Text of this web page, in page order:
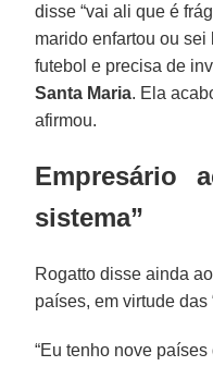
disse “vai ali que é
marido enfartou ou
futebol e precisa de
Santa Maria. Ela
afirmou.
Empresário
sistema”
Rogatto disse ainda
países, em virtude das
“Eu tenho nove